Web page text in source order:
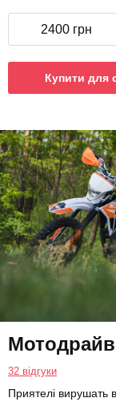
2400 грн
Купити для
32 відгуки
Приятелі вирушать